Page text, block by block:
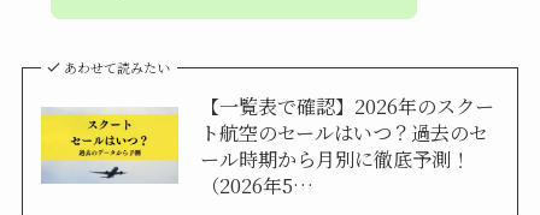
あわせて読みたい
【一覧表で確認】2026年のスクー
ト航空のセールはいつ？過去のセ
ール時期から月別に徹底予測！
（2026年5…